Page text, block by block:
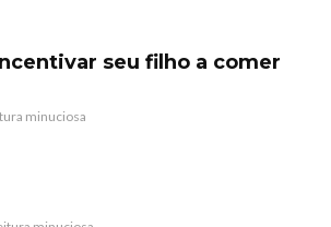
seu filho a comer
minuciosa